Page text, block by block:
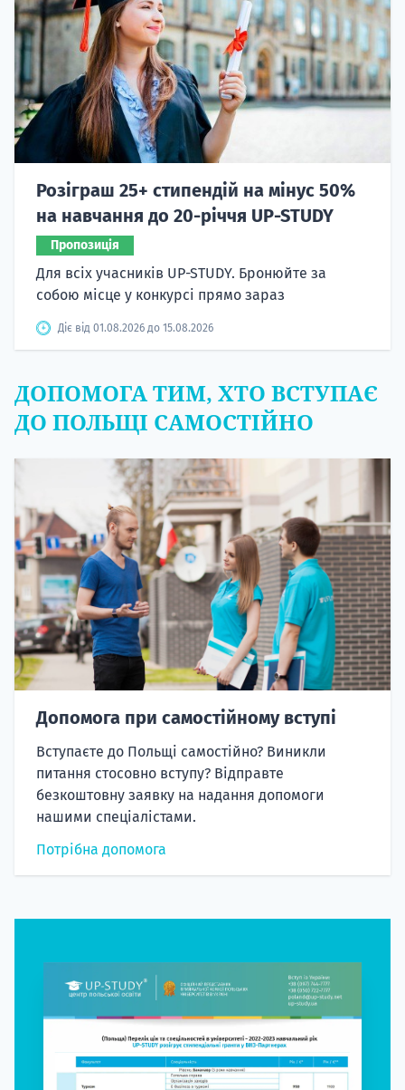
Розіграш 25+ стипендій на мінус 50%
на навчання до 20-річчя UP-STUDY
Пропозиція
Для всіх учасників UP-STUDY. Бронюйте за
собою місце у конкурсі прямо зараз
Діє від 01.08.2026 до 15.08.2026
ДОПОМОГА ТИМ, ХТО ВСТУПАЄ
ДО ПОЛЬЩІ САМОСТІЙНО
Допомога при самостійному вступі
Вступаєте до Польщі самостійно? Виникли
питання стосовно вступу? Відправте
безкоштовну заявку на надання допомоги
нашими спеціалістами.
Потрібна допомога